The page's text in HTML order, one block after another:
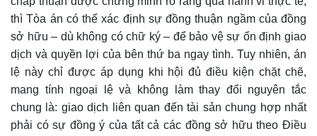
thì Tòa án có thể xác định sự đồng thuận ngầm của đồng
sở hữu – dù không có chữ ký – để bảo vệ sự ổn định giao
dịch và quyền lợi của bên thứ ba ngay tình. Tuy nhiên, án
lệ này chỉ được áp dụng khi hội đủ điều kiện chặt chẽ,
mang tính ngoại lệ và không làm thay đổi nguyên tắc
chung là: giao dịch liên quan đến tài sản chung hợp nhất
phải có sự đồng ý của tất cả các đồng sở hữu theo Điều